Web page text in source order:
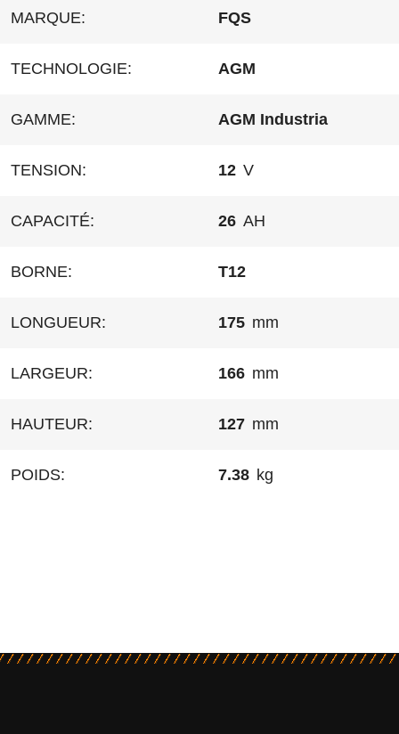
MARQUE: FQS
TECHNOLOGIE: AGM
GAMME: AGM Industria
TENSION: 12 V
CAPACITÉ: 26 AH
BORNE: T12
LONGUEUR: 175 mm
LARGEUR: 166 mm
HAUTEUR: 127 mm
POIDS: 7.38 kg